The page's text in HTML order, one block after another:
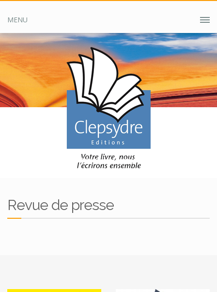
MENU
Accueil Clepsydre ?
Revue de presse